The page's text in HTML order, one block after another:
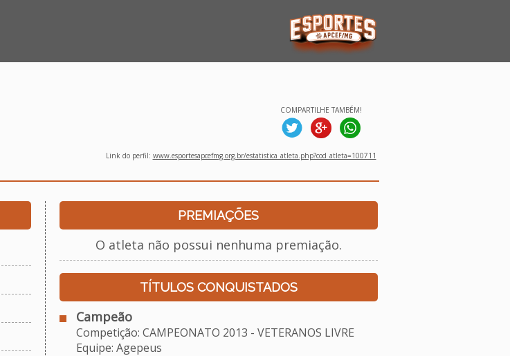
COMPARTILHE TAMBÉM!
Link do perfil: www.esportesapcefmg.org.br/estatistica_atleta.php?cod_atleta=100711
PREMIAÇÕES
O atleta não possui nenhuma premiação.
TÍTULOS CONQUISTADOS
Campeão
Competição: CAMPEONATO 2013 - VETERANOS LIVRE
Equipe: Agepeus